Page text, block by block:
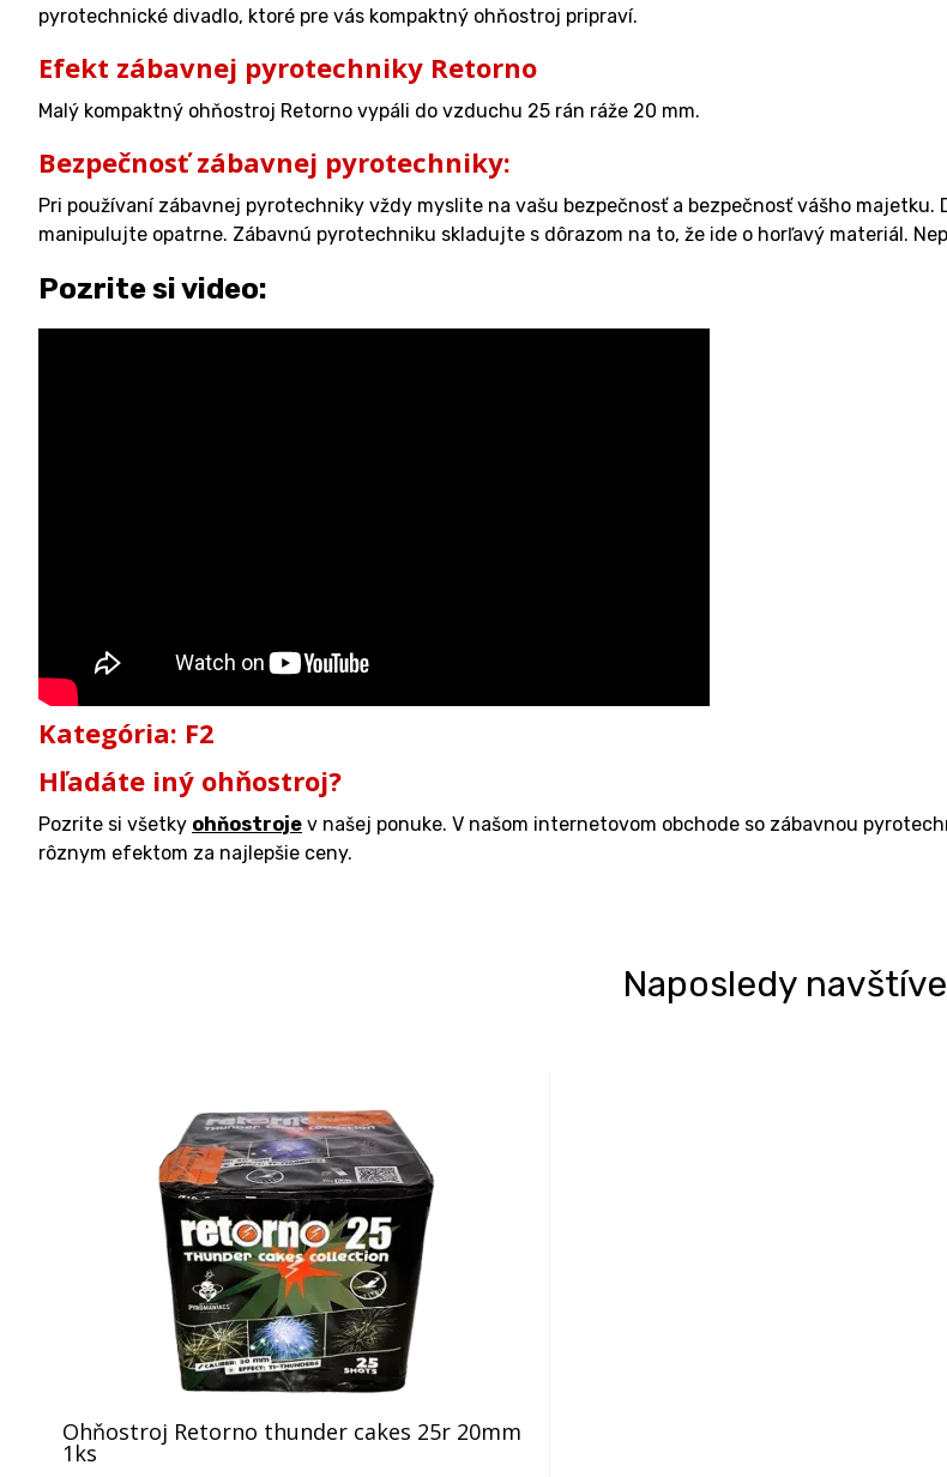
pyrotechnické divadlo, ktoré pre vás kompaktný ohňostroj pripraví.
Efekt zábavnej pyrotechniky Retorno
Malý kompaktný ohňostroj Retorno vypáli do vzduchu 25 rán ráže 20 mm.
Bezpečnosť zábavnej pyrotechniky:
Pri používaní zábavnej pyrotechniky vždy myslite na vašu bezpečnosť a bezpečnosť vášho
manipulujte opatrne. Zábavnú pyrotechniku skladujte s dôrazom na to, že ide o horľavý materiál.
Pozrite si video:
Kategória: F2
Hľadáte iný ohňostroj?
Pozrite si všetky ohňostroje v našej ponuke. V našom internetovom obchode so zábavnou
rôznym efektom za najlepšie ceny.
Naposledy
Ohňostroj Retorno thunder cakes 25r 20mm
1ks